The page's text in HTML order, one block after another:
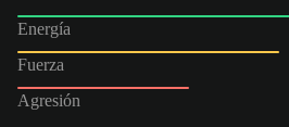
Energía
Fuerza
Agresión